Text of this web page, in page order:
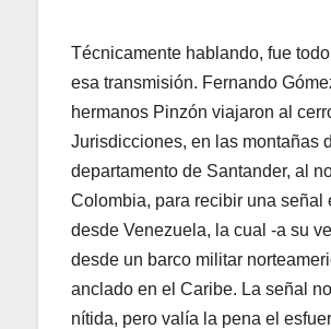
Técnicamente hablando, fue
esa transmisión. Fernando
hermanos Pinzón viajaron al
Jurisdicciones, en las montañas
departamento de Santander, al
Colombia, para recibir una señal
desde Venezuela, la cual -a su
desde un barco militar
anclado en el Caribe. La señal
nítida, pero valía la pena el